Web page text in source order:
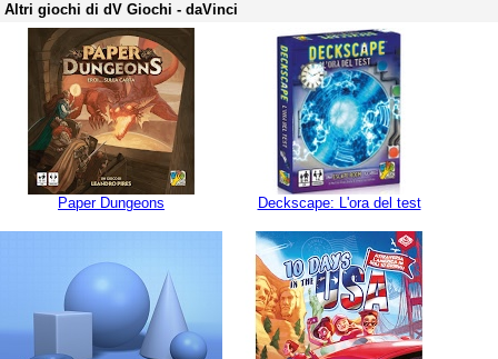
Altri giochi di dV Giochi - daVinci
Paper Dungeons Deckscape: L'ora del test